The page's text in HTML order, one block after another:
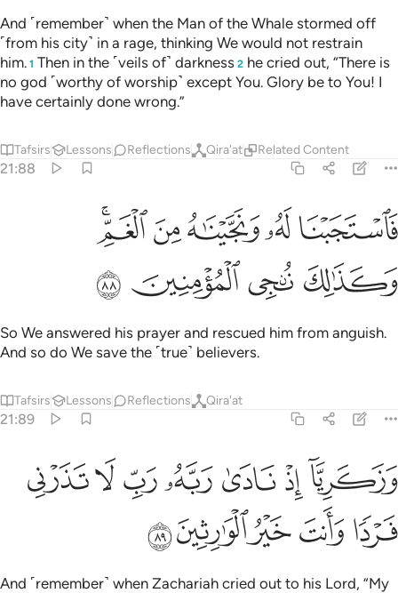
And ˹remember˺ when the Man of the Whale stormed off
˹from his city˺ in a rage, thinking We would not restrain
him. 1 Then in the ˹veils of˺ darkness 2 he cried out, “There is
no god ˹worthy of worship˺ except You. Glory be to You! I
have certainly done wrong.”
Tafsirs Lessons Reflections Qira'at Related Content
21:88
فاستجبنا له ونجيناه من الغم وكذالك ننجي المومنين ٨٨
فَٱسْتَجَبْنَا لَهُۥ وَنَجَّيْنَـٰهُ مِنَ ٱلْغَمِّ ۚ وَكَذَٰلِكَ نُـۨجِى ٱلْمُؤْمِنِينَ ٨٨
ﲖﲗﲘﲙﲚﲛ
ﲜ ﲝﲞ ﲟ
So We answered his prayer and rescued him from anguish.
And so do We save the ˹true˺ believers.
Tafsirs Lessons Reflections Qira'at
21:89
وزكريا اذ نادى ربه رب لا تذرني فردا وانت خير الوارثين ٨٩
وَزَكَرِيَّآ إِذْ نَادَىٰ رَبَّهُۥ رَبِّ لَا تَذَرْنِى فَرْدًۭا وَأَنتَ خَيْرُ
ﲠﲡﲢﲣﲤﲥﲦ
ﲧﲨﲩﲪﲫ
And ˹remember˺ when Zachariah cried out to his Lord, “My